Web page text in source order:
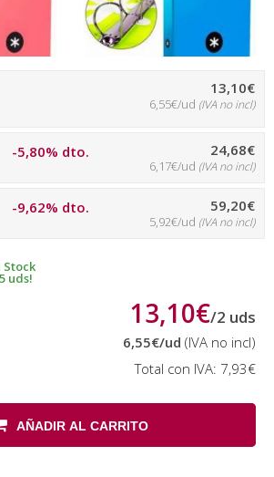
13,10€
6,55€/ud (IVA no incl)
-5,80% dto. 24,68€
6,17€/ud (IVA no incl)
-9,62% dto. 59,20€
5,92€/ud (IVA no incl)
Stock
uds!
13,10€/2 uds
6,55€/ud (IVA no incl)
Total con IVA: 7,93€
AÑADIR AL CARRITO